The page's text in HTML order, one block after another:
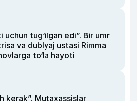
uchun tug‘ilgan edi”. Bir umr
va dublyaj ustasi Rimma
to‘la hayoti
kerak”. Mutaxassislar